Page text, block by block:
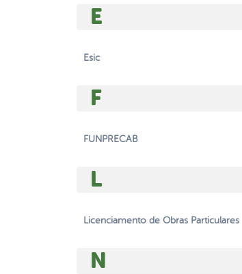
E
Esic
F
FUNPRECAB
L
Licenciamento de Obras Particulares
N